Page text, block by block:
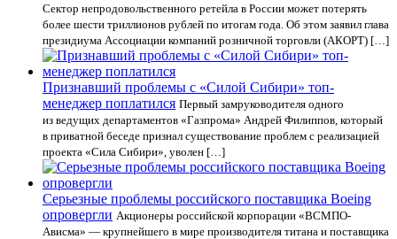
Сектор непродовольственного ретейла в России может потерять
более шести триллионов рублей по итогам года. Об этом заявил глава
президиума Ассоциации компаний розничной торговли (АКОРТ) […]
Признавший проблемы с «Силой Сибири» топ-
менеджер поплатился Первый замруководителя одного
из ведущих департаментов «Газпрома» Андрей Филиппов, который
в приватной беседе признал существование проблем с реализацией
проекта «Сила Сибири», уволен […]
Серьезные проблемы российского поставщика Boeing
опровергли Акционеры российской корпорации «ВСМПО-
Ависма» — крупнейшего в мире производителя титана и поставщика